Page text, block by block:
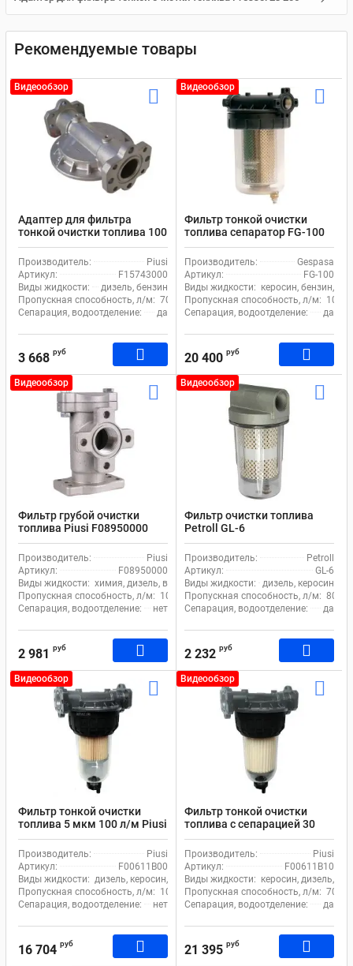
Рекомендуемые товары
Видеообзор
Адаптер для фильтра
тонкой очистки топлива 100
л.мин. Piusi F15743000
Производитель:
Piusi
Артикул:
F15743000
Виды жидкости:
дизель, бензин
Пропускная способность, л/м: 70
Сепарация, водоотделение:
да
3 668 руб
Видеообзор
Фильтр тонкой очистки
топлива сепаратор FG-100
Gespasa
Производитель:
Gespasa
Артикул:
FG-100
Виды жидкости: керосин, бензин,
Пропускная способность, л/м: 105
Сепарация, водоотделение:
да
20 400 руб
Видеообзор
Фильтр грубой очистки
топлива Piusi F08950000
линейный 100 мкм
Производитель:
Piusi
Артикул:
F08950000
Виды жидкости: химия, дизель, вода, керосин, масло, кислота, спирт,
Пропускная способность, л/м: 105
Сепарация, водоотделение:
нет
2 981 руб
Видеообзор
Фильтр очистки топлива
Petroll GL-6
Производитель:
Petroll
Артикул:
GL-6
Виды жидкости:
дизель, керосин
Пропускная способность, л/м: 80
Сепарация, водоотделение:
да
2 232 руб
Видеообзор
Фильтр тонкой очистки
топлива 5 мкм 100 л/м Piusi
Clear Captor Filter Kit
F00611B00
Производитель:
Piusi
Артикул:
F00611B00
Виды жидкости: дизель, керосин, бензин
Пропускная способность, л/м: 100
Сепарация, водоотделение:
нет
16 704 руб
Видеообзор
Фильтр тонкой очистки
топлива с сепарацией 30
мкм 70 л.м. Piusi Clear
Captor Filter Kit water
F00611B10
Производитель:
Piusi
Артикул:
F00611B10
Виды жидкости: керосин, дизель,
Пропускная способность, л/м: 70
Сепарация, водоотделение:
да
21 395 руб